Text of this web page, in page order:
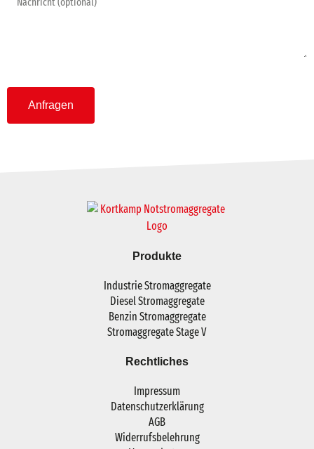
Anfragen
Produkte
Industrie Stromaggregate
Diesel Stromaggregate
Benzin Stromaggregate
Stromaggregate Stage V
Rechtliches
Impressum
Datenschutzerklärung
AGB
Widerrufsbelehrung